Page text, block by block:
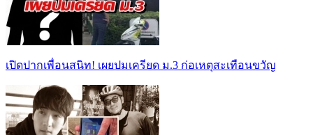
เปิดปากเพื่อนสนิท! เผยปมเครียด ม.3 ก่อเหตุสะเทือนขวัญ